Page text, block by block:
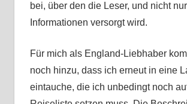
bei, über den die Leser, und nicht
Informationen versorgt wird.
Für mich als England-Liebhaber
noch hinzu, dass ich erneut in eine
eintauche, die ich unbedingt noch